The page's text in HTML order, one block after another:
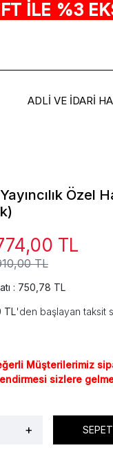
İLE %3
ADLİ VE İDARİ
Özel
TL
TL
: 750,78 TL
TL'den başlayan taksit
Müşterilerimiz
sizlere
+